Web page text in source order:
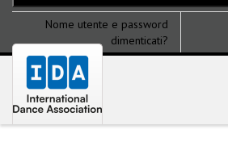
Nome utente e password
dimenticati?